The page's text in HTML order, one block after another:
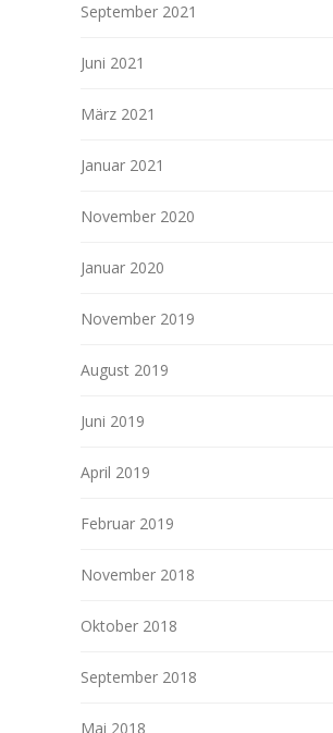
September 2021
Juni 2021
März 2021
Januar 2021
November 2020
Januar 2020
November 2019
August 2019
Juni 2019
April 2019
Februar 2019
November 2018
Oktober 2018
September 2018
Mai 2018